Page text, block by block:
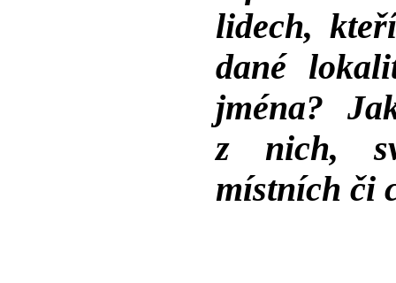
lidech,
dané
jména?
z nich,
místních či